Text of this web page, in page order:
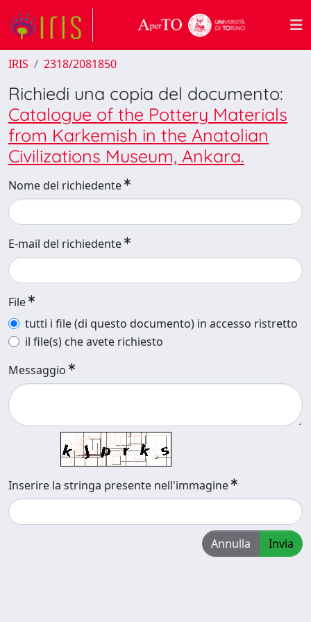
IRIS 2318/2081850
Richiedi una copia del documento:
Catalogue of the Pottery Materials
from Karkemish in the Anatolian
Civilizations Museum, Ankara.
Nome del richiedente
E-mail del richiedente
File
tutti i file (di questo documento) in accesso ristretto
il file(s) che avete richiesto
Messaggio
Inserire la stringa presente nell'immagine
Annulla Invia